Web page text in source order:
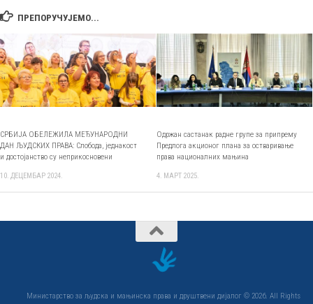
ПРЕПОРУЧУЈЕМО...
СРБИЈА ОБЕЛЕЖИЛА МЕЂУНАРОДНИ
ДАН ЉУДСКИХ ПРАВА: Слобода, једнакост
и достојанство су неприкосновени
10. ДЕЦЕМБАР 2024.
Одржан састанак радне групе за припрему
Предлога акционог плана за остваривање
права националних мањина
4. МАРТ 2025.
Министарство за људска и мањинска права и друштвени дијалог © 2026. All Rights